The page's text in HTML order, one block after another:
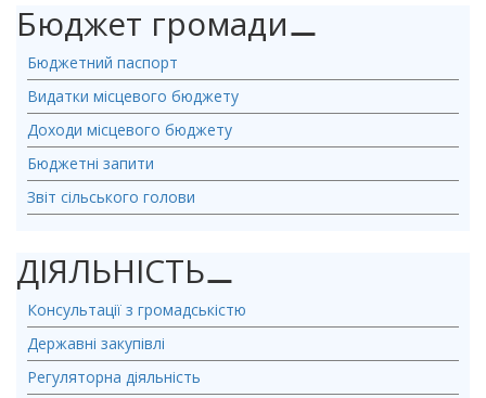
Бюджет громади⚊
Бюджетний паспорт
Видатки місцевого бюджету
Доходи місцевого бюджету
Бюджетні запити
Звіт сільського голови
ДІЯЛЬНІСТЬ⚊
Консультації з громадськістю
Державні закупівлі
Регуляторна діяльність